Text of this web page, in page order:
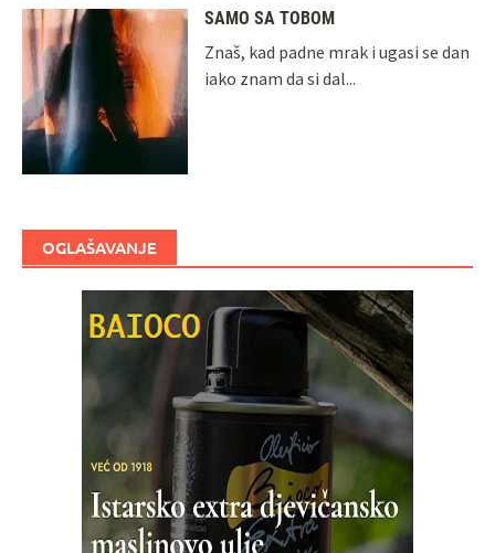
SAMO SA TOBOM
Znaš, kad padne mrak i ugasi se dan
iako znam da si dal...
OGLAŠAVANJE